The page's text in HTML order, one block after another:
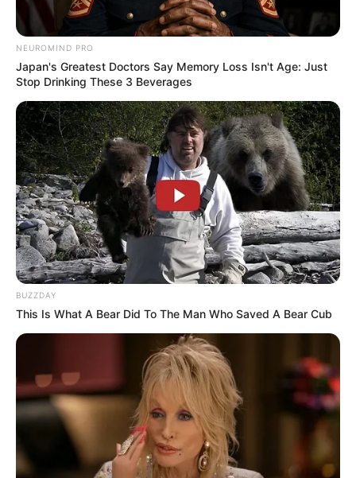
આ જ મુદ્દાને ધ્યાનમાં રાખીને, એક અનુભવી ડિજિટલ
ક્રિએટર દ્વારા ગુજરાતી ભાષામાં ખાસ PDF કોર્સ તૈયાર
કરવામાં આવ્યો છે, જેમાં ફેસબુક મોનેટાઈઝેશનની
સંપૂર્ણ માહિતી સરળ રીતે સમજાવવામાં આવી છે. આ
કોર્સમાં ફેસબુકના Professional Mode થી લઈને
Reach વધારવાની ટેક્નિક, Copyright Strike થી
બચવાના રસ્તા અને Payout સેટઅપ સુધીની
NEUROMIND PRO
Japan's Greatest Doctors Say Memory Loss Isn't Age: Just
Stop Drinking These 3 Beverages
BUZZDAY
This Is What A Bear Did To The Man Who Saved A Bear Cub